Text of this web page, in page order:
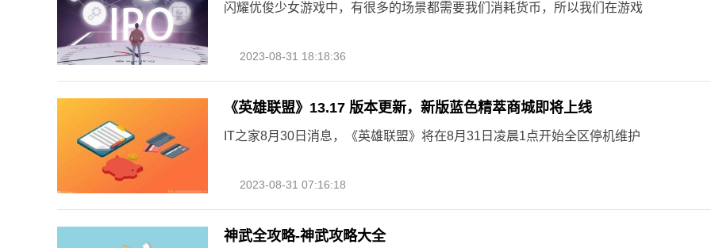
闪耀优俊少女游戏中，有很多的场景都需要我们消耗货币，所以我们在游戏
2023-08-31 18:18:36
《英雄联盟》13.17 版本更新，新版蓝色精萃商城即将上线
IT之家8月30日消息，《英雄联盟》将在8月31日凌晨1点开始全区停机维护
2023-08-31 07:16:18
神武全攻略-神武攻略大全